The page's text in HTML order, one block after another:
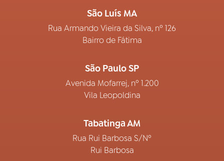
São Luís MA
Rua Armando Vieira da Silva, nº 126
Bairro de Fátima
São Paulo SP
Avenida Mofarrej, nº 1.200
Vila Leopoldina
Tabatinga AM
Rua Rui Barbosa S/Nº
Rui Barbosa